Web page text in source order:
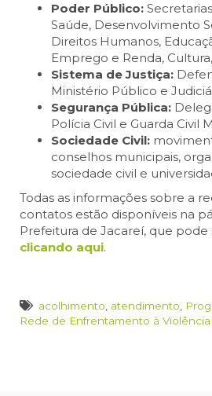
Poder Público:
Saúde, Desenvolvimento
Direitos Humanos,
Emprego e Renda,
Sistema de Justiça:
Ministério Público e
Segurança Pública:
Polícia Civil e Guarda Civil
Sociedade Civil:
conselhos municipais,
sociedade civil e
Todas as informações sobre a
contatos estão disponíveis na
Prefeitura de Jacareí, que pode
clicando aqui.
acolhimento atendimento
Rede de Enfrentamento à